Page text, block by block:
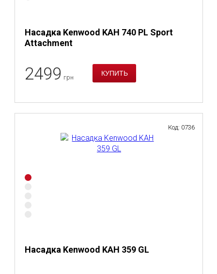
Насадка Kenwood KAH 740 PL Sport
Attachment
2499 грн
Насадка Kenwood KAH 359 GL
Код: 0736